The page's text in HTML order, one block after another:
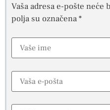
Vaša adresa e-pošte neće
polja su označena*